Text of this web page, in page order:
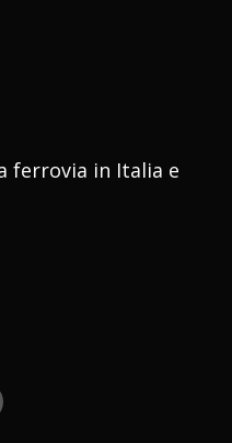
ferrovia in Italia e